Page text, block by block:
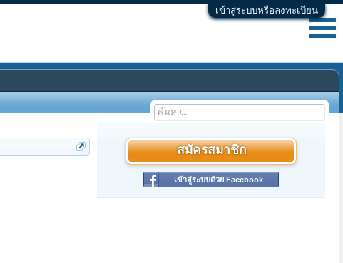
เข้าสู่ระบบหรือลงทะเบียน
สมัครสมาชิก
เข้าสู่ระบบด้วย Facebook